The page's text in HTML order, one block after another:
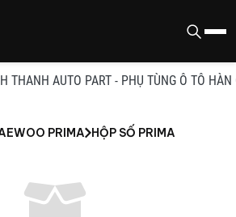
THANH AUTO PART - PHỤ TÙNG Ô TÔ
PRIMA HỘP SỐ PRIMA